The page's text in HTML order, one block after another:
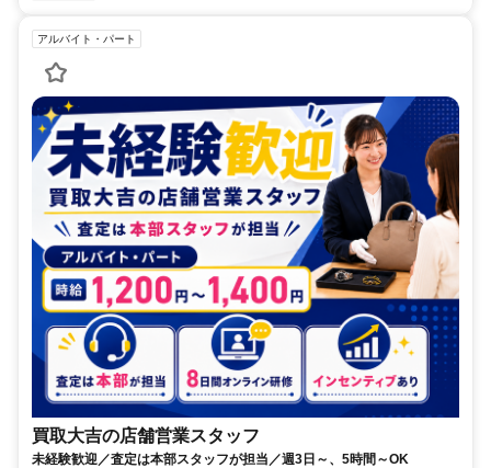
アルバイト・パート
買取大吉の店舗営業スタッフ
未経験歓迎／査定は本部スタッフが担当／週3日～、5時間～OK